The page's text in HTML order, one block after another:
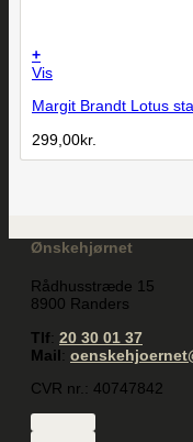
+
Vis
Margit Brandt Lotus
299,00kr.
Ønskehjørnet
Rådhusstræde 15
8900 Randers
Tlf: 20 30 01 37
Mail:
CVR nr.: 40747842